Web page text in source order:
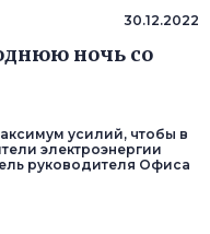
30.12.2022
ночь со
усилий, чтобы в
электроэнергии
руководителя Офиса